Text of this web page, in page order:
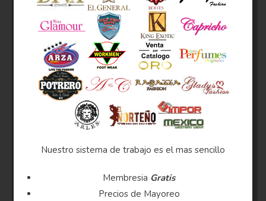
Nuestro sistema de trabajo es el mas sencillo
Membresia Gratis
Precios de Mayoreo